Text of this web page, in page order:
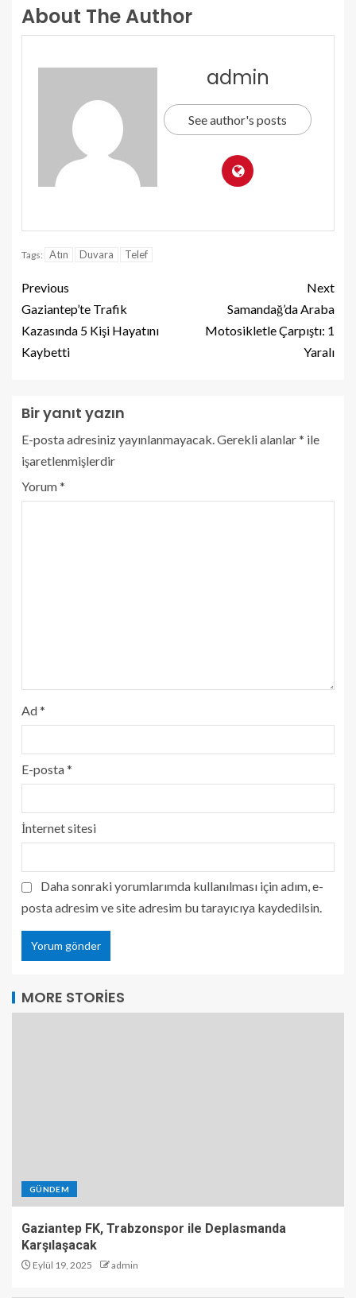
About The Author
admin
See author's posts
Tags: Atın Duvara Telef
Previous
Gaziantep’te Trafik
Kazasında 5 Kişi Hayatını
Kaybetti
Next
Samandağ’da Araba
Motosikletle Çarpıştı: 1
Yaralı
Bir yanıt yazın
E-posta adresiniz yayınlanmayacak.Gerekli alanlar* ile
işaretlenmişlerdir
Yorum*
Ad*
E-posta*
İnternet sitesi
Daha sonraki yorumlarımda kullanılması için adım, e-
posta adresim ve site adresim bu tarayıcıya kaydedilsin.
MORE STORIES
GÜNDEM
Gaziantep FK, Trabzonspor ile Deplasmanda
Karşılaşacak
Eylül 19, 2025 admin